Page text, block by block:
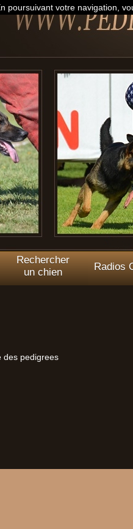
Rechercher
un chien
Radios
des pedigrees
poursuivant votre navigation,